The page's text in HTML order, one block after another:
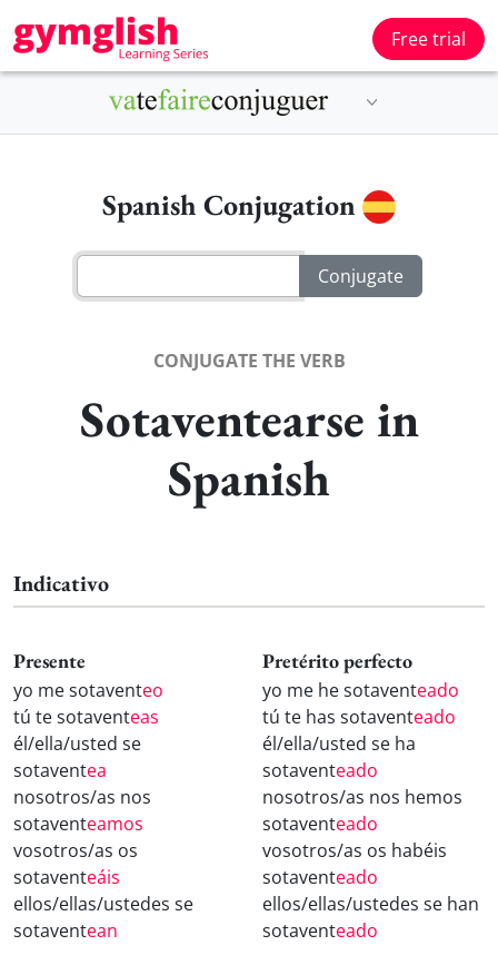
Free trial
Spanish Conjugation
CONJUGATE THE VERB
Sotaventearse in
Spanish
Indicativo
Presente
yo me sotaventeo
tú te sotaventeas
él/ella/usted se
sotaventea
nosotros/as nos
sotaventeamos
vosotros/as os
sotaventeáis
ellos/ellas/ustedes se
sotaventean
Pretérito perfecto
yo me he sotaventeado
tú te has sotaventeado
él/ella/usted se ha
sotaventeado
nosotros/as nos hemos
sotaventeado
vosotros/as os habéis
sotaventeado
ellos/ellas/ustedes se han
sotaventeado